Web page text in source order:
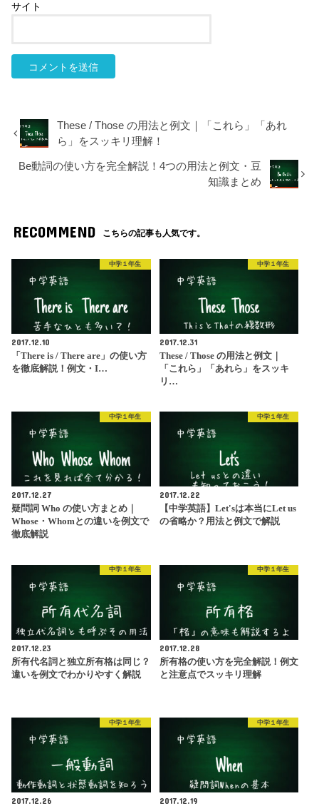
サイト
These / Those の用法と例文｜「これら」「あれ
ら」をスッキリ理解！
Be動詞の使い方を完全解説！4つの用法と例文・豆
知識まとめ
RECOMMEND こちらの記事も人気です。
中学１年生
2017.12.10
「There is / There are」の使い方
を徹底解説！例文・I…
中学１年生
2017.12.31
These / Those の用法と例文｜
「これら」「あれら」をスッキ
リ…
中学１年生
2017.12.27
疑問詞 Who の使い方まとめ｜
Whose・Whomとの違いを例文で
徹底解説
中学１年生
2017.12.22
【中学英語】Let'sは本当にLet us
の省略か？用法と例文で解説
中学１年生
2017.12.23
所有代名詞と独立所有格は同じ？
違いを例文でわかりやすく解説
中学１年生
2017.12.28
所有格の使い方を完全解説！例文
と注意点でスッキリ理解
中学１年生
2017.12.26
中学１年生
2017.12.19